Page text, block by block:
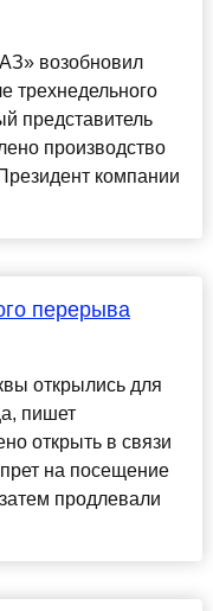
возобновил
трехнедельного
представитель
производство
компании
перерыва
открылись для
пишет
открыть в связи
на посещение
продлевали